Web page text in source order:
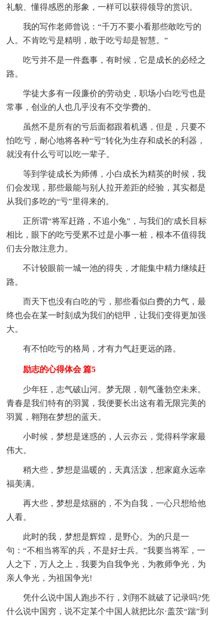
礼貌、懂得感恩的形象，一样可以获得领导的赏识。
我的写作老师曾说：“千万不要小看那些敢吃亏的
人。不肯吃亏是精明，敢于吃亏却是智慧。”
吃亏并不是一件蠢事，有时候，它是成长的必经之
路。
学徒大多有一段廉价的劳动史，职场小白吃亏也是
常事，创业的人也几乎没有不交学费的。
虽然不是所有的亏后面都跟着机遇，但是，只要不
怕吃亏，耐心地将各种“亏”转化为生存和成长的利器，
就没有什么亏可以吃一辈子。
等到学徒成长为师傅，小白成长为精英的时候，我
们会发现，那些最能与别人拉开差距的经验，其实都是
从我们多吃的“亏”里得来的。
正所谓“将军赶路，不追小兔”，与我们的'成长目标
相比，眼下的吃亏受累不过是小事一桩，根本不值得我
们去分散注意力。
不计较眼前一城一池的得失，才能集中精力继续赶
路。
而天下也没有白吃的亏，那些看似白费的力气，最
终也会在某一时刻成为我们的铠甲，让我们变得更加强
大。
有不怕吃亏的格局，才有力气赶更远的路。
励志的心得体会 篇5
少年狂，志气破山河。梦无限，朝气蓬勃空未来。
青春是我们特有的羽翼，我便要长出这有着无限完美的
羽翼，翱翔在梦想的蓝天。
小时候，梦想是迷惑的，人云亦云，觉得科学家最
伟大。
稍大些，梦想是温暖的，天真活泼，想家庭永远幸
福美满。
再大些，梦想是炫丽的，不为自我，一心只想给他
人看。
此时的我，梦想是辉煌，是野心。为的只是一
句：“不相当将军的兵，不是好士兵。”我要当将军，一
人之下，万人之上，我要为自我争光，为教师争光，为
亲人争光，为祖国争光!
凭什么说中国人跑步不行，刘翔不就破了记录吗?凭
什么说中国穷，说不定某个中国人就把比尔·盖茨“踹”到